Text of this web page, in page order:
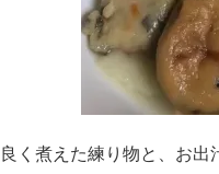
良く煮えた練り物と、お出